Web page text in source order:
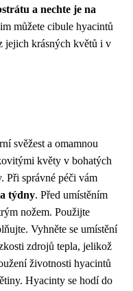
a nechte je na
můžete cibule hyacintů
jejich krásných květů i v
svěžest a omamnou
květy v bohatých
Při správné péči vám
týdny. Před umístěním
nožem. Použijte
Vyhněte se umístění
zdrojů tepla, jelikož
životnosti hyacintů
Hyacinty se hodí do